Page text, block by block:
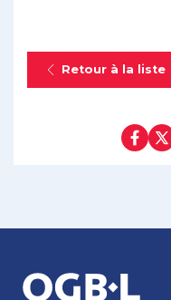
Retour à la liste